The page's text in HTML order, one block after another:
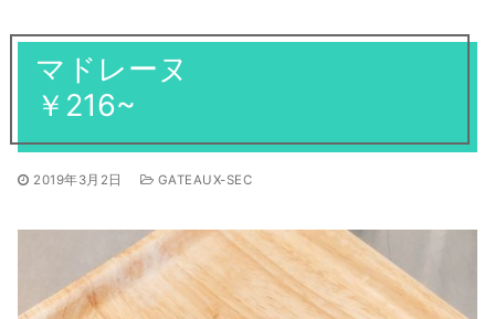
焼き菓子
アントルメ
アクセスマップ
営業日
全てのお知らせ
採用情報
プリントクッキーのご予約について
ギフト
マドレーヌ
￥216~
2019年3月2日 GATEAUX-SEC